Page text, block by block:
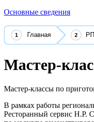
Основные сведения
Главная
Мастер-
Мастер-классы по
В рамках работы
Ресторанный сервис Н.Р.